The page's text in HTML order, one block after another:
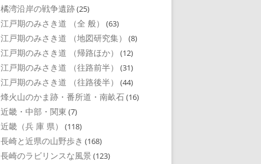
橘湾沿岸の戦争遺跡(25)
江戸期のみさき道 （全 般） (63)
江戸期のみさき道 （地図研究集） (8)
江戸期のみさき道 （帰路ほか） (12)
江戸期のみさき道 （往路前半） (31)
江戸期のみさき道 （往路後半） (44)
烽火山のかま跡・番所道・南畝石(16)
近畿・中部・関東 (7)
近畿（兵 庫 県） (118)
長崎と近県の山野歩き (168)
長崎のラビリンスな風景 (123)